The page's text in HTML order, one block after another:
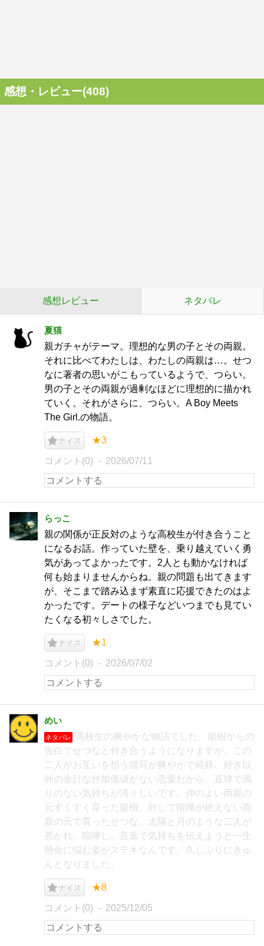
感想・レビュー(408)
感想レビュー ネタバレ
夏猫
親ガチャがテーマ。理想的な男の子とその両親。
それに比べてわたしは、わたしの両親は…。せつ
なに著者の思いがこもっているようで、つらい。
男の子とその両親が過剰なほどに理想的に描かれ
ていく。それがさらに、つらい。A Boy Meets
The Girl.の物語。
ナイス ★3
コメント(0) 2026/07/11
らっこ
親の関係が正反対のような高校生が付き合うこと
になるお話。作っていた壁を、乗り越えていく勇
気があってよかったです。2人とも動かなければ
何も始まりませんからね。親の問題も出てきます
が、そこまで踏み込まず素直に応援できたのはよ
かったです。デートの様子などいつまでも見てい
たくなる初々しさでした。
ナイス ★1
コメント(0) 2026/07/02
めい
ネタバレ
高校生の爽やかな物語でした。龍樹からの
告白でせつなと付き合うようになりますが、この
二人がお互いを想う描写が爽やかで純粋。好き以
外の余計な付加価値がない恋愛だから、直球で濁
りのない気持ちが清々しいです。仲のよい両親の
元すくすく育った龍樹。対して喧嘩が絶えない両
親の元で育ったせつな。太陽と月のような二人が
惹かれ、喧嘩し、言葉で気持ちを伝えようと一生
懸命に悩む姿がステキなんです。久しぶりにきゅ
んとなりました。
ナイス ★8
コメント(0) 2025/12/05